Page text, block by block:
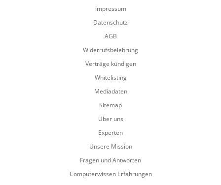
Impressum
Datenschutz
AGB
Widerrufsbelehrung
Verträge kündigen
Whitelisting
Mediadaten
Sitemap
Über uns
Experten
Unsere Mission
Fragen und Antworten
Computerwissen Erfahrungen